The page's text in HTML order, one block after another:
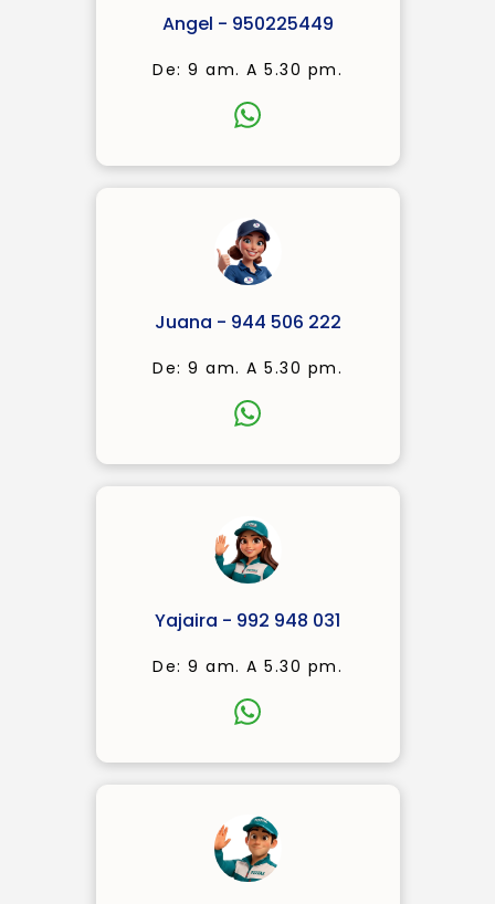
Angel - 950225449
De: 9 am. A 5.30 pm.
Juana - 944 506 222
De: 9 am. A 5.30 pm.
Yajaira - 992 948 031
De: 9 am. A 5.30 pm.